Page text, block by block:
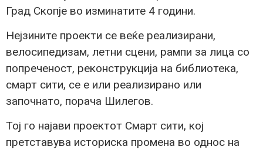
Град Скопје во изминатите 4 години.
Нејзините проекти се веќе реализирани,
велосипедизам, летни сцени, рампи за лица со
попреченост, реконструкција на библиотека,
смарт сити, се е или реализирано или
започнато, порача Шилегов.
Тој го најави проектот Смарт сити, кој
претставува историска промена во однос на